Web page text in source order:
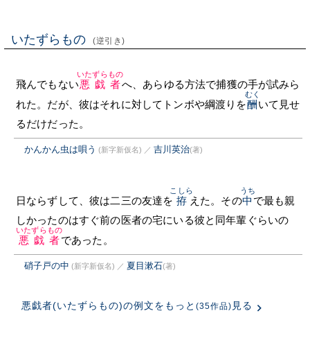
いたずらもの (逆引き)
飛んでもない悪戯者
いたずらもの
へ、あらゆる方法で捕獲の手が試みら
れた。だが、彼はそれに対してトンボや綱渡りを酬
むく
いて見せ
るだけだった。
かんかん虫は唄う (新字新仮名) ／ 吉川英治(著)
日ならずして、彼は二三の友達を 拵
こしら
えた。その中
うち
で最も親
しかったのはすぐ前の医者の宅にいる彼と同年輩ぐらいの
悪戯者
いたずらもの
であった。
硝子戸の中 (新字新仮名) ／ 夏目漱石(著)
悪戯者(いたずらもの)の例文をもっと (35作品) 見る